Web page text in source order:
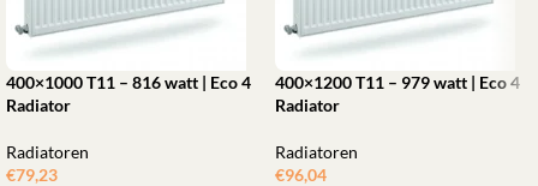
400×1000 T11 – 816 watt | Eco 4
Radiator
Radiatoren
€79,23
400×1200 T11 – 979 watt | Eco 4
Radiator
Radiatoren
€96,04